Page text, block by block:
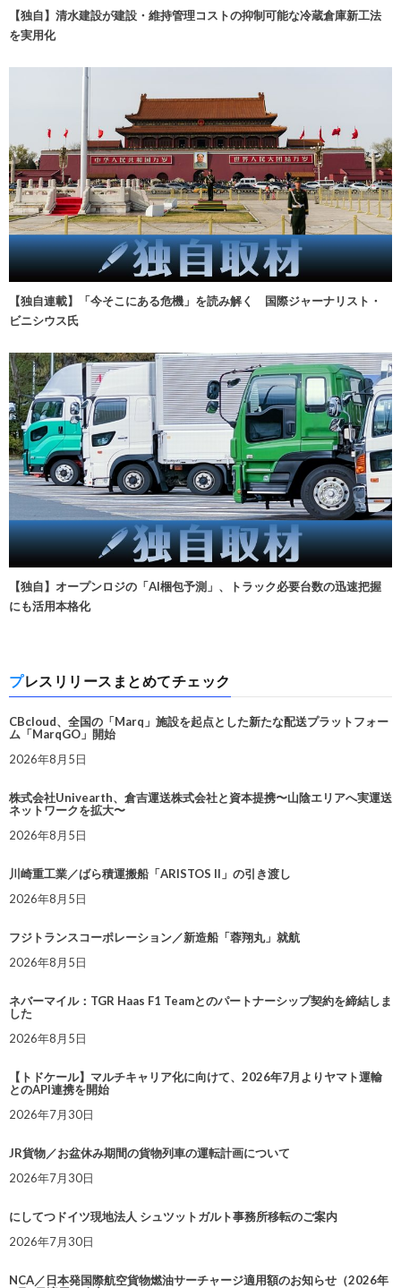
【独自】清水建設が建設・維持管理コストの抑制可能な冷蔵倉庫新工法
を実用化
【独自連載】「今そこにある危機」を読み解く 国際ジャーナリスト・
ビニシウス氏
【独自】オープンロジの「AI梱包予測」、トラック必要台数の迅速把握
にも活用本格化
プレスリリースまとめてチェック
CBcloud、全国の「Marq」施設を起点とした新たな配送プラットフォー
ム「MarqGO」開始
2026年8月5日
株式会社Univearth、倉吉運送株式会社と資本提携〜山陰エリアへ実運送
ネットワークを拡大〜
2026年8月5日
川崎重工業／ばら積運搬船「ARISTOS II」の引き渡し
2026年8月5日
フジトランスコーポレーション／新造船「蓉翔丸」就航
2026年8月5日
ネバーマイル：TGR Haas F1 Teamとのパートナーシップ契約を締結しま
した
2026年8月5日
【トドケール】マルチキャリア化に向けて、2026年7月よりヤマト運輸
とのAPI連携を開始
2026年7月30日
JR貨物／お盆休み期間の貨物列車の運転計画について
2026年7月30日
にしてつドイツ現地法人 シュツットガルト事務所移転のご案内
2026年7月30日
NCA／日本発国際航空貨物燃油サーチャージ適用額のお知らせ（2026年